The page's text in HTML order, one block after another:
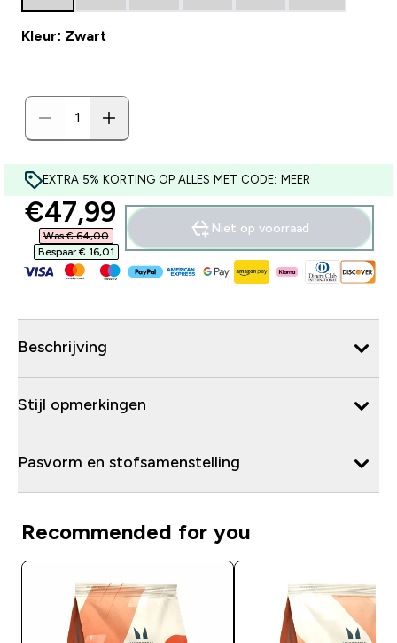
Kleur: Zwart
EXTRA 5% KORTING OP ALLES MET CODE: MEER
discounted price
€47,99‎
Was € 64,00‎
Bespaar € 16,01‎
Niet op voorraad
Beschrijving
Stijl opmerkingen
Pasvorm en stofsamenstelling
Recommended for you